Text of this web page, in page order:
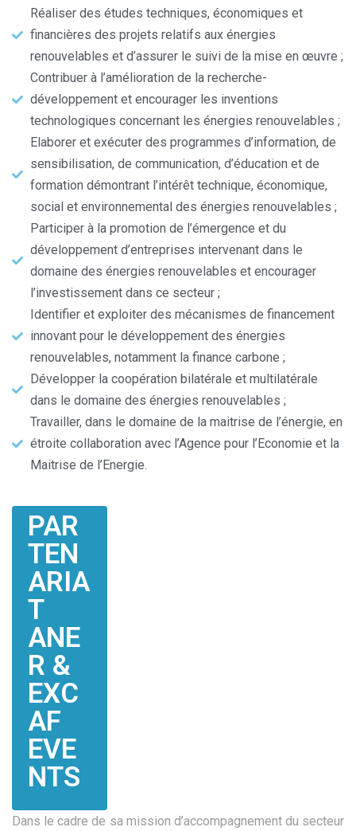
Réaliser des études techniques, économiques et
financières des projets relatifs aux énergies
renouvelables et d’assurer le suivi de la mise en œuvre ;
Contribuer à l’amélioration de la recherche-
développement et encourager les inventions
technologiques concernant les énergies renouvelables ;
Elaborer et exécuter des programmes d’information, de
sensibilisation, de communication, d’éducation et de
formation démontrant l’intérêt technique, économique,
social et environnemental des énergies renouvelables ;
Participer à la promotion de l’émergence et du
développement d’entreprises intervenant dans le
domaine des énergies renouvelables et encourager
l’investissement dans ce secteur ;
Identifier et exploiter des mécanismes de financement
innovant pour le développement des énergies
renouvelables, notamment la finance carbone ;
Développer la coopération bilatérale et multilatérale
dans le domaine des énergies renouvelables ;
Travailler, dans le domaine de la maitrise de l’énergie, en
étroite collaboration avec l’Agence pour l’Economie et la
Maitrise de l’Energie.
PAR
TEN
ARIA
T
ANE
R &
EXC
AF
EVE
NTS
Dans le cadre de sa mission d’accompagnement du secteur